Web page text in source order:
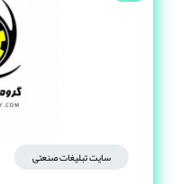
سایت تبلیغات صنعتی